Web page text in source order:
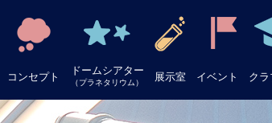
コンセプト
ドームシアター
（プラネタリウム） 展示室 イベント ク